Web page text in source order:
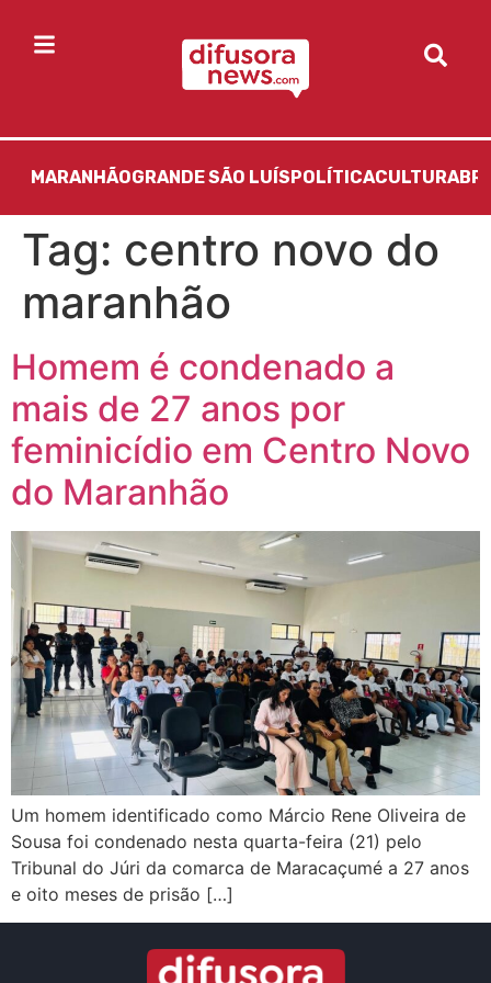
MARANHÃOGRANDE SÃO LUÍS POLÍTICACULTURA
Tag: centro novo do
maranhão
Homem é condenado a
mais de 27 anos por
feminicídio em Centro Novo
do Maranhão
Um homem identificado como Márcio Rene Oliveira de
Sousa foi condenado nesta quarta-feira (21) pelo
Tribunal do Júri da comarca de Maracaçumé a 27 anos
e oito meses de prisão […]